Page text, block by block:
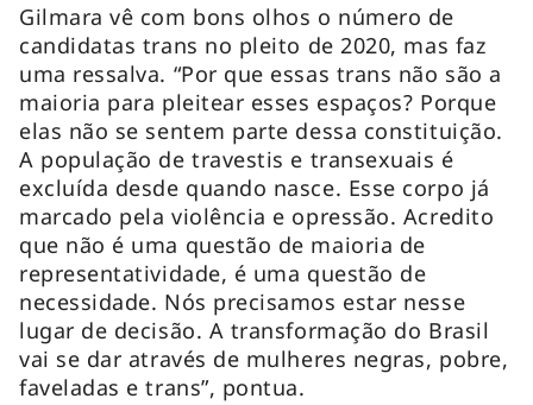
Gilmara vê com bons olhos o número de
candidatas trans no pleito de 2020, mas faz
uma ressalva. “Por que essas trans não são a
maioria para pleitear esses espaços? Porque
elas não se sentem parte dessa constituição.
A população de travestis e transexuais é
excluída desde quando nasce. Esse corpo já
marcado pela violência e opressão. Acredito
que não é uma questão de maioria de
representatividade, é uma questão de
necessidade. Nós precisamos estar nesse
lugar de decisão. A transformação do Brasil
vai se dar através de mulheres negras, pobre,
faveladas e trans”, pontua.